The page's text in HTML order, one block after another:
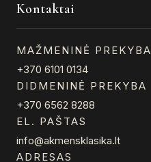
Kontaktai
MAŽMENINĖ PREKYBA
+370 6101 0134
DIDMENINĖ PREKYBA
+370 6562 8288
EL. PAŠTAS
info@akmensklasika.lt
ADRESAS